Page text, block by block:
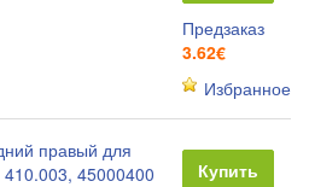
Предзаказ
3.62€
Избранное
правый для
45000400
Купить